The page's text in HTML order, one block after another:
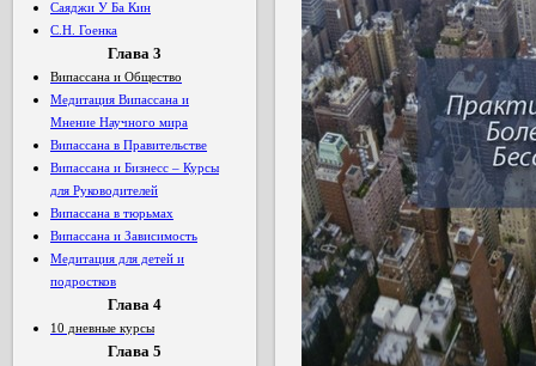
Саяджи У Ба Кин
С.Н. Гоенка
Глава 3
Випассана и Общество
Медитация Випассана и
Мнение Научного мира
Випассана в Правительстве
Випассана и Бизнесс – Курсы
для Руководителей
Випассана в тюрьмах
Випассана и Зависимость
Медитация для детей и
подростков
Глава 4
10 дневные курсы
Глава 5